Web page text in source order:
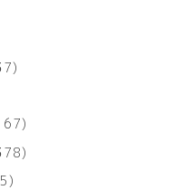
37
商167
の
378
665